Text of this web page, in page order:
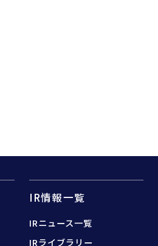
IR情報一覧
IRニュース一覧
IRライブラリー